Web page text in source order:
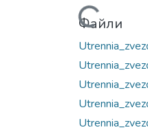
Вантажиться...
Файли